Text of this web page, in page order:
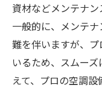
資材などメンテナン
一般的に、メンテ
難を伴いますが、
いるため、スムー
えて、プロの空調